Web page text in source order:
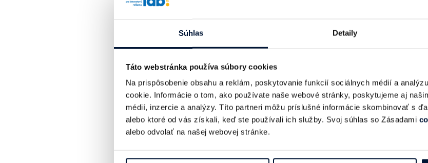
Súhlas Detaily
Táto webstránka používa súbory cookies
Na prispôsobenie obsahu a reklám, poskytovanie funkcií sociálnych médií a
cookie. Informácie o tom, ako používate naše webové stránky, poskytujeme aj
médií, inzercie a analýzy. Títo partneri môžu príslušné informácie skombinovať s
alebo ktoré od vás získali, keď ste používali ich služby. Svoj súhlas so Zásadami
alebo odvolať na našej webovej stránke.
férové podmienky a otvorená
Prečo ste sa stali členom
oceňuješ?
Do IAB sme vstúpili, pretože veríme, že
súčasťou digitálneho mixu – a patrí do
inováciách.
Na členstve si vážime najmä to, že
výmenu know-how a nastavovanie